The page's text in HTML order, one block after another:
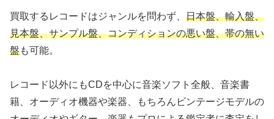
買取するレコードはジャンルを問わず、 日本盤、輸入盤、
見本盤、サンプル盤、コンディションの悪い盤、帯の無い
盤も可能。
レコード以外にもCDを中心に音楽ソフト全般、音楽書
籍、オーディオ機器や楽器、もちろんビンテージモデルの